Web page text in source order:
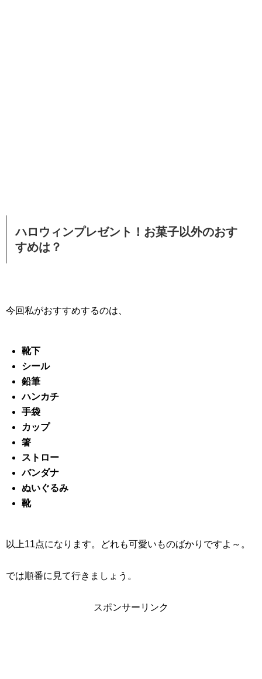
ハロウィンプレゼント！お菓子以外のおす
すめは？
今回私がおすすめするのは、
靴下
シール
鉛筆
ハンカチ
手袋
カップ
箸
ストロー
バンダナ
ぬいぐるみ
靴
以上11点になります。どれも可愛いものばかりですよ～。
では順番に見て行きましょう。
スポンサーリンク